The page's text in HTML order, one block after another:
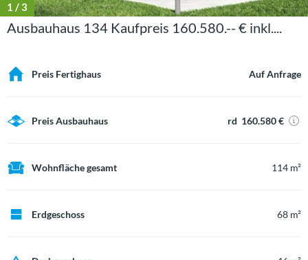
1 / 3
Ausbauhaus 134 Kaufpreis 160.580.-- € inkl....
Preis Fertighaus Auf Anfrage
Preis Ausbauhaus rd 160.580 €
Wohnfläche gesamt 114 m²
Erdgeschoss 68 m²